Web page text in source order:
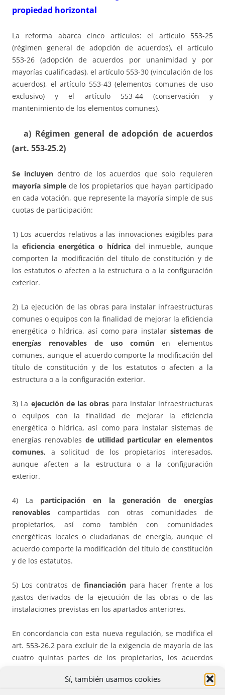
Sí, también usamos cookies
propiedad horizontal
La reforma abarca cinco artículos: el artículo 553-25
(régimen general de adopción de acuerdos), el artículo
553-26 (adopción de acuerdos por unanimidad y por
mayorías cualificadas), el artículo 553-30 (vinculación de los
acuerdos), el artículo 553-43 (elementos comunes de uso
exclusivo) y el artículo 553-44 (conservación y
mantenimiento de los elementos comunes).
a) Régimen general de adopción de acuerdos
(art. 553-25.2)
Se incluyendentro de los acuerdos que solo requieren
mayoría simple de los propietarios que hayan participado
en cada votación, que represente la mayoría simple de sus
cuotas de participación:
1) Los acuerdos relativos a las innovaciones exigibles para
la eficiencia energética o hídricadel inmueble, aunque
comporten la modificación del título de constitución y de
los estatutos o afecten a la estructura o a la configuración
exterior.
2) La ejecución de las obras para instalar infraestructuras
comunes o equipos con la finalidad de mejorar la eficiencia
energética o hídrica, así como para instalarsistemas de
energías renovables de uso común en elementos
comunes, aunque el acuerdo comporte la modificación del
título de constitución y de los estatutos o afecten a la
estructura o a la configuración exterior.
3) La ejecución de las obras para instalar infraestructuras
o equipos con la finalidad de mejorar la eficiencia
energética o hídrica, así como para instalar sistemas de
energías renovables de utilidad particular en elementos
comunes, a solicitud de los propietarios interesados,
aunque afecten a la estructura o a la configuración
exterior.
4) La participación en la generación de energías
renovables compartidas con otras comunidades de
propietarios, así como también con comunidades
energéticas locales o ciudadanas de energía, aunque el
acuerdo comporte la modificación del título de constitución
y de los estatutos.
5) Los contratos de financiaciónpara hacer frente a los
gastos derivados de la ejecución de las obras o de las
instalaciones previstas en los apartados anteriores.
En concordancia con esta nueva regulación, se modifica el
art. 553-26.2 para excluir de la exigencia de mayoría de las
cuatro quintas partes de los propietarios, los acuerdos